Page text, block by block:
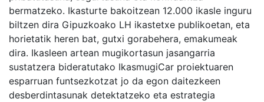
bermatzeko. Ikasturte bakoitzean 12.000 ikasle inguru
biltzen dira Gipuzkoako LH ikastetxe publikoetan, eta
horietatik heren bat, gutxi gorabehera, emakumeak
dira. Ikasleen artean mugikortasun jasangarria
sustatzera bideratutako IkasmugiCar proiektuaren
esparruan funtsezkotzat jo da egon daitezkeen
desberdintasunak detektatzeko eta estrategia